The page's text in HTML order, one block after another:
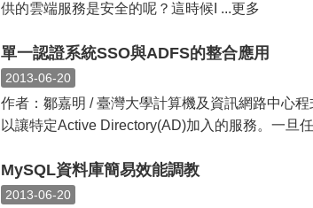
供的雲端服務是安全的呢？這時候I ...更多
單一認證系統SSO與ADFS的整合應用
2013-06-20
作者：鄒嘉明 / 臺灣大學計算機及資訊網路中心
以讓特定Active Directory(AD)加入的服務。一旦
MySQL資料庫簡易效能調教
2013-06-20